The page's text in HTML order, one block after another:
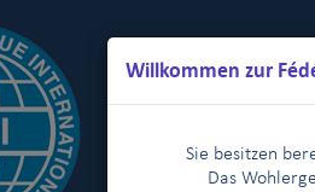
Willkommen zur
Sie besitzen
Das